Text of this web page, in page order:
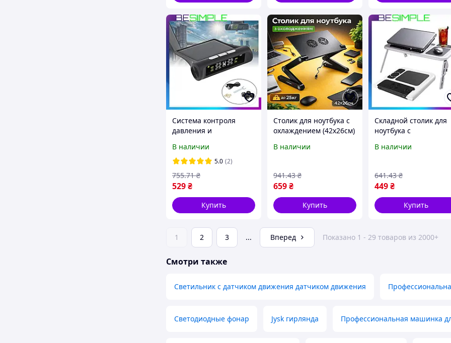
Система контроля
давления и
TPMS + SOLAR с
внешними датчиками
и солнечной панелью
В наличии
5.0 (2)
529₴
755.71 ₴
Купить
Столик для ноутбука с
охлаждением (42х26см)
подставка для ноутбука
В наличии
659₴
941.43 ₴
Купить
Складной столик для
ноутбука с
Стол для ноутбука /
В наличии
449₴
641.43 ₴
Купить
1 2 3 ... Вперед Показано 1 - 29 товаров из 2000+
Смотри также
Светильник с датчиком движения датчиком движения
Светодиодные фонар Jysk гирлянда Профессиональная машинка